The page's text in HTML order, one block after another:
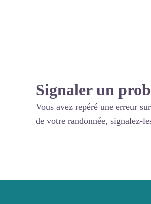
Signaler un
Vous avez repéré une erreur
de votre randonnée, signalez-